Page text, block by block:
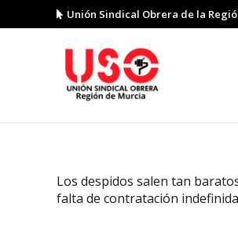
Unión Sindical Obrera de la
Los despidos salen tan
falta de contratación indefinida